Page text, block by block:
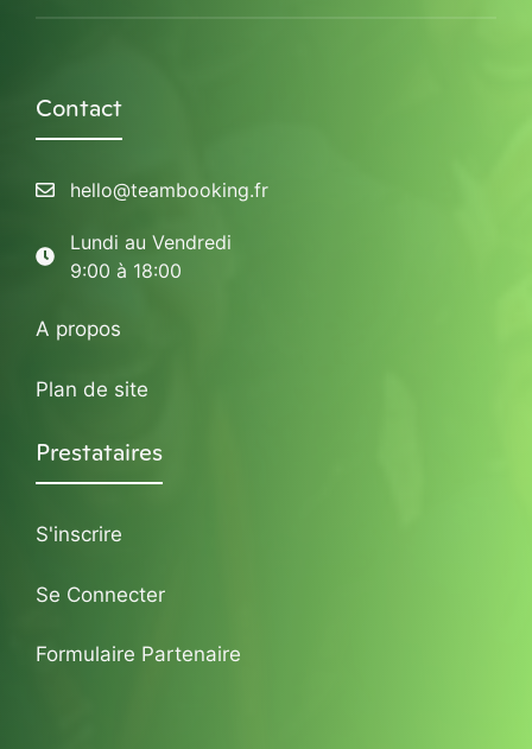
Contact
hello@teambooking.fr
Lundi au Vendredi
9:00 à 18:00
A propos
Plan de site
Prestataires
S'inscrire
Se Connecter
Formulaire Partenaire